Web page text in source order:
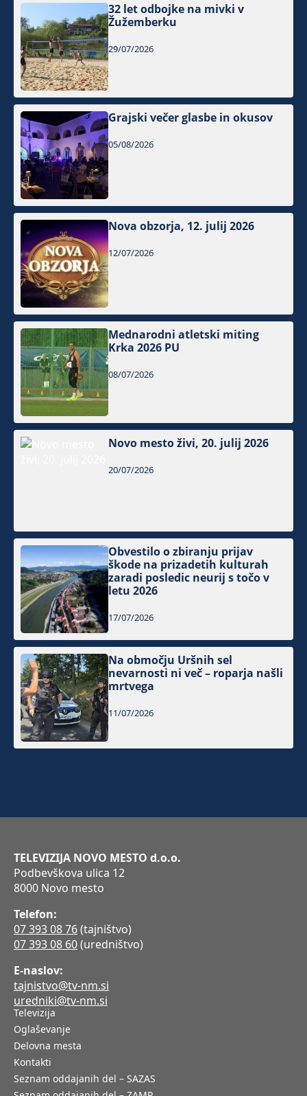
32 let odbojke na mivki v
Žužemberku
29/07/2026
Grajski večer glasbe in okusov
05/08/2026
Nova obzorja, 12. julij 2026
12/07/2026
Mednarodni atletski miting
Krka 2026 PU
08/07/2026
Novo mesto živi, 20. julij 2026
20/07/2026
Obvestilo o zbiranju prijav
škode na prizadetih kulturah
zaradi posledic neurij s točo v
letu 2026
17/07/2026
Na območju Uršnih sel
nevarnosti ni več – roparja našli
mrtvega
11/07/2026
TELEVIZIJA NOVO MESTO d.o.o.
Podbevškova ulica 12
8000 Novo mesto
Telefon:
07 393 08 76(tajništvo)
07 393 08 60(uredništvo)
E-naslov:
tajnistvo@tv-nm.si
uredniki@tv-nm.si
Televizija
Oglaševanje
Delovna mesta
Kontakti
Seznam oddajanih del – SAZAS